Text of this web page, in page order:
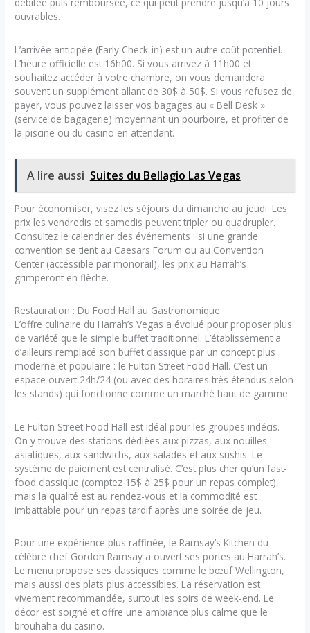
ouvrables.
L’arrivée anticipée (Early Check-in) est un autre coût potentiel.
L’heure officielle est 16h00. Si vous arrivez à 11h00 et
souhaitez accéder à votre chambre, on vous demandera
souvent un supplément allant de 30$ à 50$. Si vous refusez de
payer, vous pouvez laisser vos bagages au « Bell Desk »
(service de bagagerie) moyennant un pourboire, et profiter de
la piscine ou du casino en attendant.
A lire aussi Suites du Bellagio Las Vegas
Pour économiser, visez les séjours du dimanche au jeudi. Les
prix les vendredis et samedis peuvent tripler ou quadrupler.
Consultez le calendrier des événements : si une grande
convention se tient au Caesars Forum ou au Convention
Center (accessible par monorail), les prix au Harrah’s
grimperont en flèche.
Restauration : Du Food Hall au Gastronomique
L’offre culinaire du Harrah’s Vegas a évolué pour proposer plus
de variété que le simple buffet traditionnel. L’établissement a
d’ailleurs remplacé son buffet classique par un concept plus
moderne et populaire : le Fulton Street Food Hall. C’est un
espace ouvert 24h/24 (ou avec des horaires très étendus selon
les stands) qui fonctionne comme un marché haut de gamme.
Le Fulton Street Food Hall est idéal pour les groupes indécis.
On y trouve des stations dédiées aux pizzas, aux nouilles
asiatiques, aux sandwichs, aux salades et aux sushis. Le
système de paiement est centralisé. C’est plus cher qu’un fast-
food classique (comptez 15$ à 25$ pour un repas complet),
mais la qualité est au rendez-vous et la commodité est
imbattable pour un repas tardif après une soirée de jeu.
Pour une expérience plus raffinée, le Ramsay’s Kitchen du
célèbre chef Gordon Ramsay a ouvert ses portes au Harrah’s.
Le menu propose ses classiques comme le bœuf Wellington,
mais aussi des plats plus accessibles. La réservation est
vivement recommandée, surtout les soirs de week-end. Le
décor est soigné et offre une ambiance plus calme que le
brouhaha du casino.